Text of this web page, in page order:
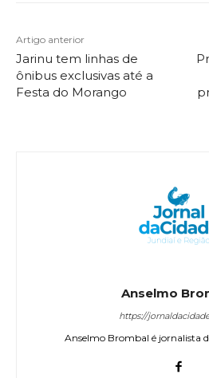
Artigo anterior
Jarinu tem linhas de
ônibus exclusivas até a
Festa do Morango
Anselmo
https://
Anselmo Brombal é jornalista